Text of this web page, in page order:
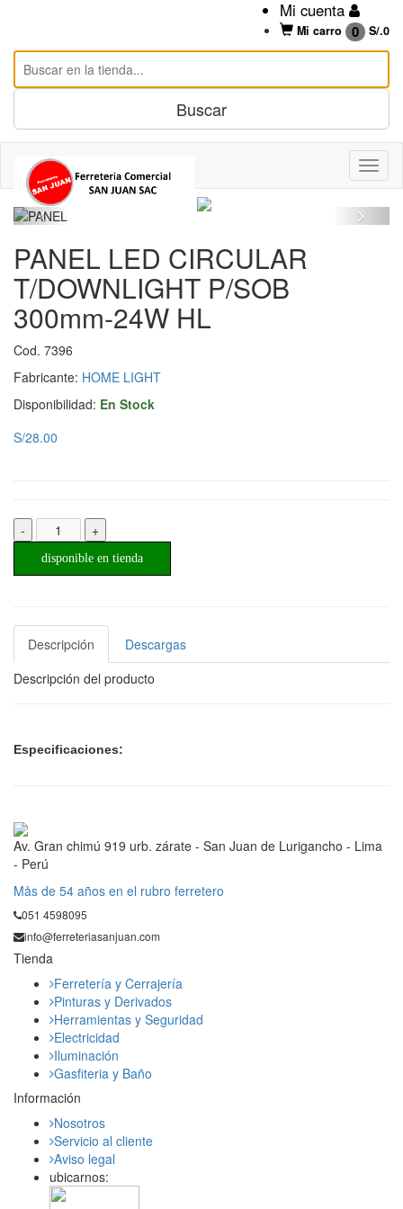
Mi cuenta
Mi carro 0 S/.0
PANEL LED CIRCULAR
T/DOWNLIGHT P/SOB
300mm-24W HL
Cod. 7396
Fabricante: HOME LIGHT
Disponibilidad: En Stock
S/28.00
- +
disponible en tienda
Descripción
Descargas
Descripción del producto
Especificaciones:
Av. Gran chimú 919 urb. zárate - San Juan de Lurigancho - Lima
- Perú
Mås de 54 años en el rubro ferretero
051 4598095
info@ferreteriasanjuan.com
Tienda
Ferretería y Cerrajería
Pinturas y Derivados
Herramientas y Seguridad
Electricidad
Iluminación
Gasfiteria y Baño
Información
Nosotros
Servicio al cliente
Aviso legal
ubicarnos: